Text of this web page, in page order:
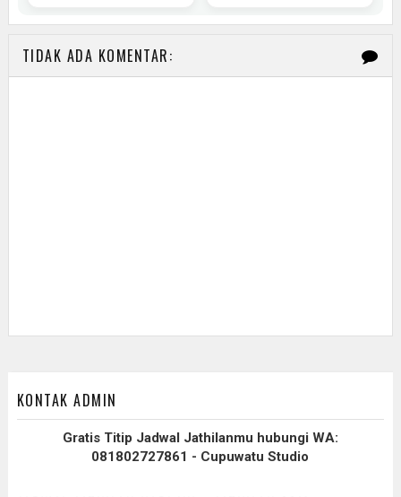
TIDAK ADA KOMENTAR:
KONTAK ADMIN
Gratis Titip Jadwal Jathilanmu hubungi WA:
081802727861 - Cupuwatu Studio